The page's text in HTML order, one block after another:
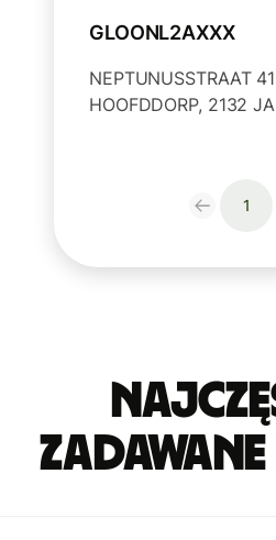
GLOONL2AXXX
NEPTUNUSSTRAAT
HOOFDDORP, 2132 JA
1